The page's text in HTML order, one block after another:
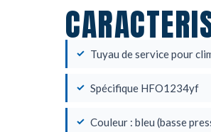
Tuyau de service pour
Spécifique HFO1234yf
Couleur : bleu (basse